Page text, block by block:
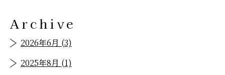
Archive
2026年6月 (3)
2025年8月 (1)